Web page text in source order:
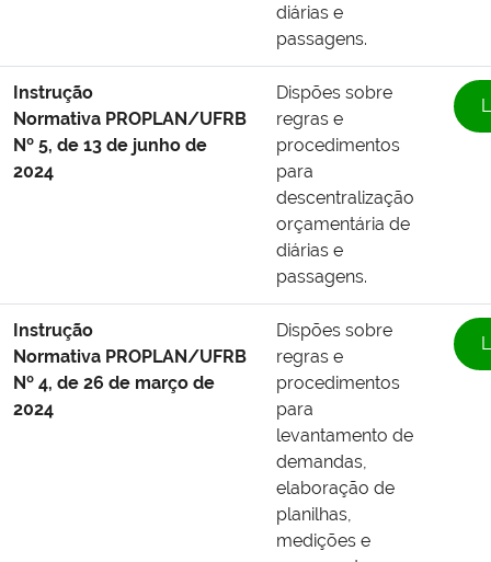
diárias e
passagens.
Instrução
Normativa PROPLAN/UFRB
Nº 5, de 13 de junho de
2024
Dispões sobre
regras e
procedimentos
para
descentralização
orçamentária de
diárias e
passagens.
Instrução
Normativa PROPLAN/UFRB
Nº 4, de 26 de março de
2024
Dispões sobre
regras e
procedimentos
para
levantamento de
demandas,
elaboração de
planilhas,
medições e